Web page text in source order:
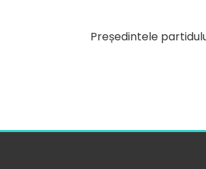
Președintele
Ion